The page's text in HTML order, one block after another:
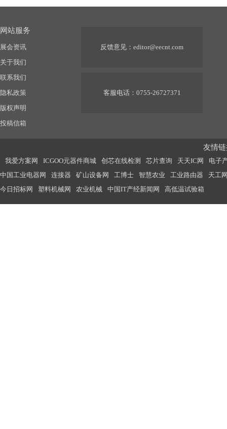
网站服务
展会资讯
关于我们
联系我们
隐私政策
版权声明
投稿信箱
反馈意见： editor@eecnt.com
客服电话：0755-26727371
友情
我爱方案网 ICGOO元器件商城 创芯在线检测 芯片查询 天天IC网
电子
中国工业电器网
连接器 矿山设备网 工博士 智慧农业 工业路由器
天工
今日招标网
塑料机械网 农业机械 中国IT产经新闻网 高低温试验箱